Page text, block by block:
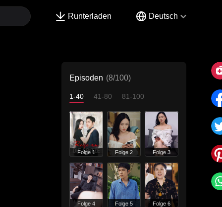
Runterladen Deutsch
Episoden (8/100)
1-40 41-80 81-100
Folge 1 Folge 2 Folge 3
Folge 4 Folge 5 Folge 6